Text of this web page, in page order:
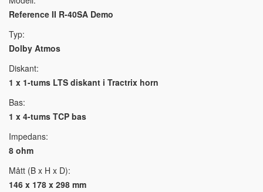
Reference II R-40SA Demo
Typ:
Dolby Atmos
Diskant:
1 x 1-tums LTS diskant i Tractrix horn
Bas:
1 x 4-tums TCP bas
Impedans:
8 ohm
Mått (B x H x D):
146 x 178 x 298 mm